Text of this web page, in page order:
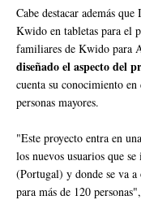
Cabe destacar además
Kwido en tabletas para el
familiares de Kwido para
diseñado el aspecto del
cuenta su conocimiento
personas mayores.
"Este proyecto entra en
los nuevos usuarios que
(Portugal) y donde se va
para más de 120